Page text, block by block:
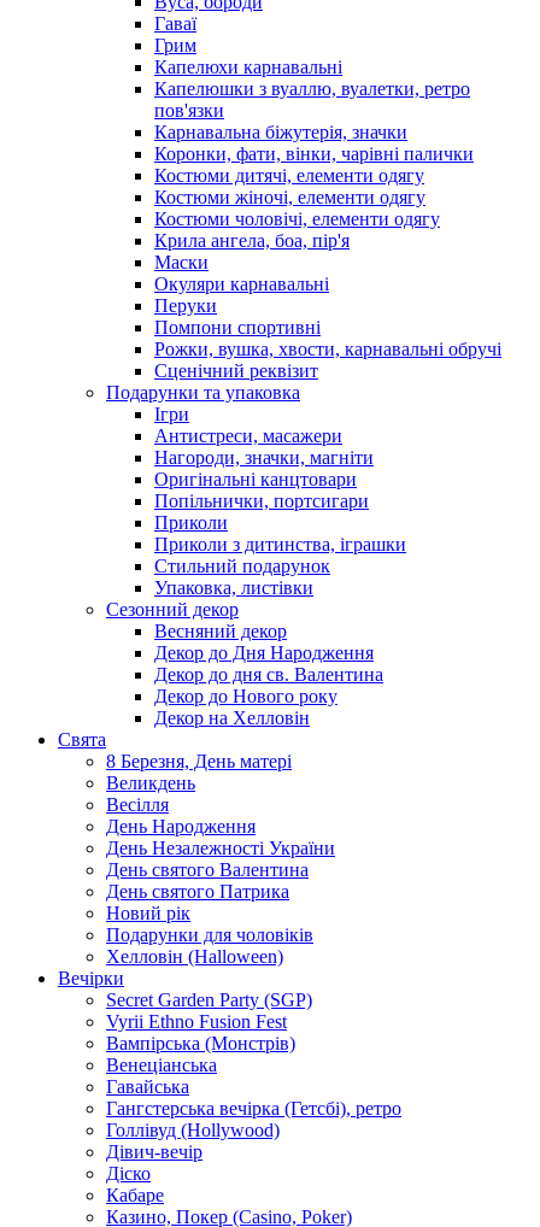
Гаваї
Грим
Капелюхи карнавальні
Капелюшки з вуаллю, вуалетки, ретро
пов'язки
Карнавальна біжутерія, значки
Коронки, фати, вінки, чарівні палички
Костюми дитячі, елементи одягу
Костюми жіночі, елементи одягу
Костюми чоловічі, елементи одягу
Крила ангела, боа, пір'я
Маски
Окуляри карнавальні
Перуки
Помпони спортивні
Рожки, вушка, хвости, карнавальні обручі
Сценічний реквізит
Подарунки та упаковка
Ігри
Антистреси, масажери
Нагороди, значки, магніти
Оригінальні канцтовари
Попільнички, портсигари
Приколи
Приколи з дитинства, іграшки
Стильний подарунок
Упаковка, листівки
Сезонний декор
Весняний декор
Декор до Дня Народження
Декор до дня св. Валентина
Декор до Нового року
Декор на Хелловін
Свята
8 Березня, День матері
Великдень
Весілля
День Народження
День Незалежності України
День святого Валентина
День святого Патрика
Новий рік
Подарунки для чоловіків
Хелловін (Halloween)
Вечірки
Secret Garden Party (SGP)
Vyrii Ethno Fusion Fest
Вампірська (Монстрів)
Венеціанська
Гавайська
Гангстерська вечірка (Гетсбі), ретро
Голлівуд (Hollywood)
Дівич-вечір
Діско
Кабаре
Казино, Покер (Casino, Poker)